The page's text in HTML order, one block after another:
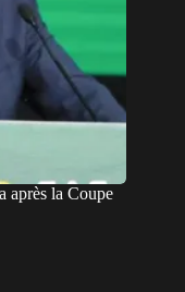
après la Coupe